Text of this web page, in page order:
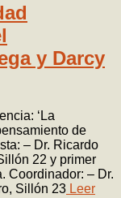
y Darcy
‘La
de
– Dr. Ricardo
22 y primer
Coordinador: – Dr.
Sillón 23 Leer